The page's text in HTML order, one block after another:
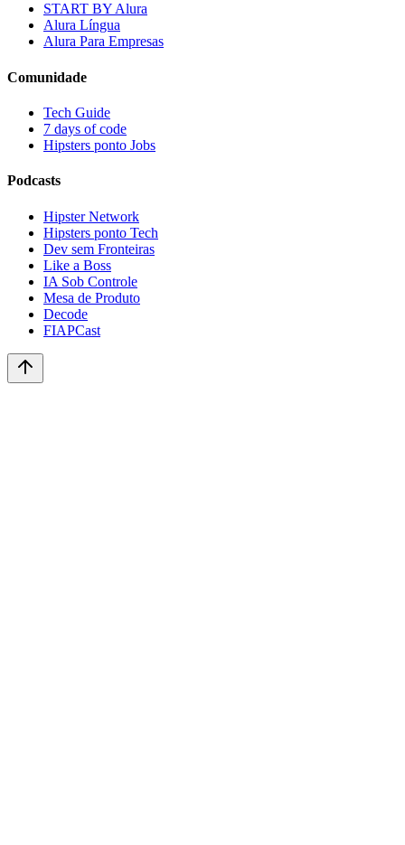
START BY Alura
Alura Língua
Alura Para Empresas
Comunidade
Tech Guide
7 days of code
Hipsters ponto Jobs
Podcasts
Hipster Network
Hipsters ponto Tech
Dev sem Fronteiras
Like a Boss
IA Sob Controle
Mesa de Produto
Decode
FIAPCast